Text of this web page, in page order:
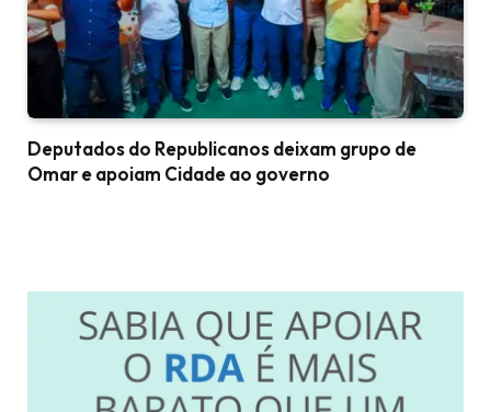
Deputados do Republicanos deixam grupo de
Omar e apoiam Cidade ao governo